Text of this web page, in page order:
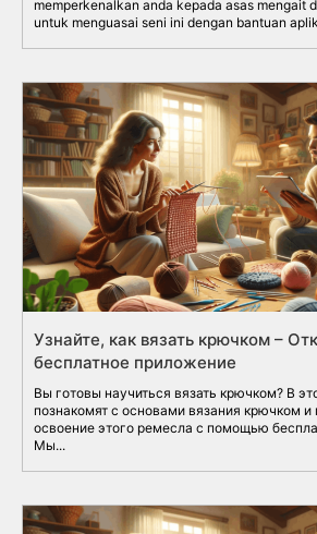
memperkenalkan anda kepada asas mengait
untuk menguasai seni ini dengan bantuan
Узнайте, как вязать крючком –
бесплатное приложение
Вы готовы научиться вязать крючком? В
познакомят с основами вязания крючком и
освоение этого ремесла с помощью
Мы...